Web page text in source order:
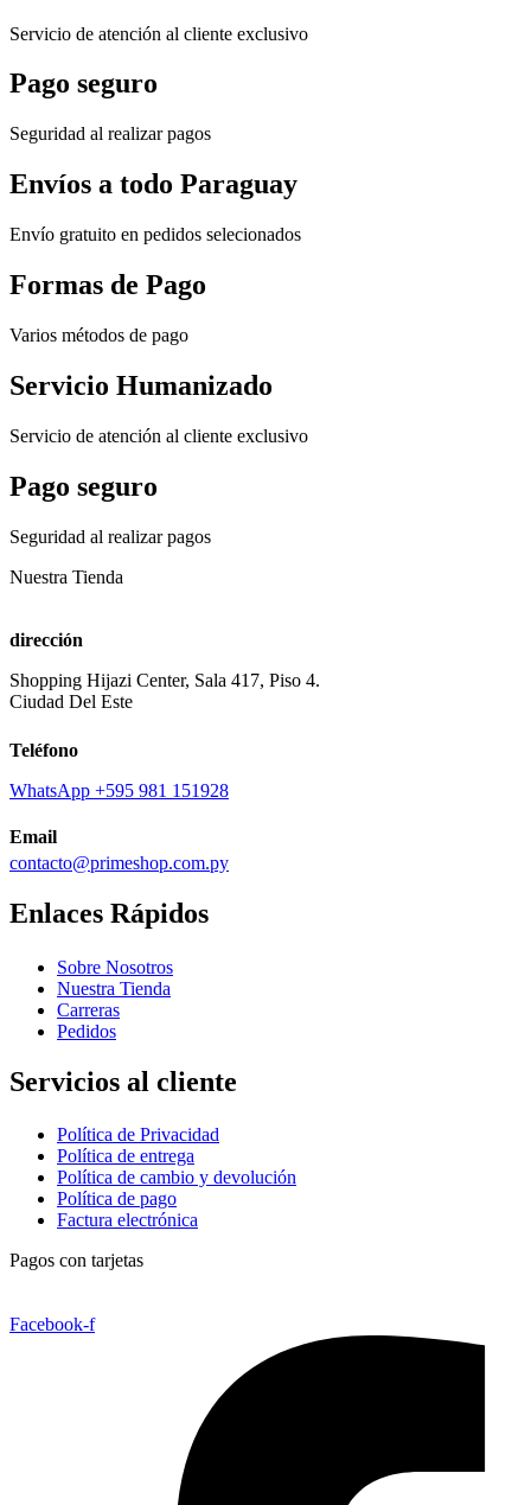
Servicio de atención al cliente exclusivo
Pago seguro
Seguridad al realizar pagos
Envíos a todo Paraguay
Envío gratuito en pedidos selecionados
Formas de Pago
Varios métodos de pago
Servicio Humanizado
Servicio de atención al cliente exclusivo
Pago seguro
Seguridad al realizar pagos
Nuestra Tienda
dirección
Shopping Hijazi Center, Sala 417, Piso 4.
Ciudad Del Este
Teléfono
WhatsApp +595 981 151928
Email
contacto@primeshop.com.py
Enlaces Rápidos
Sobre Nosotros
Nuestra Tienda
Carreras
Pedidos
Servicios al cliente
Política de Privacidad
Política de entrega
Política de cambio y devolución
Política de pago
Factura electrónica
Pagos con tarjetas
Facebook-f